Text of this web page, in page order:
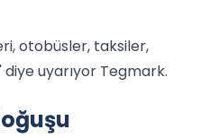
otobüsler, taksiler,
uyarıyor Tegmark.